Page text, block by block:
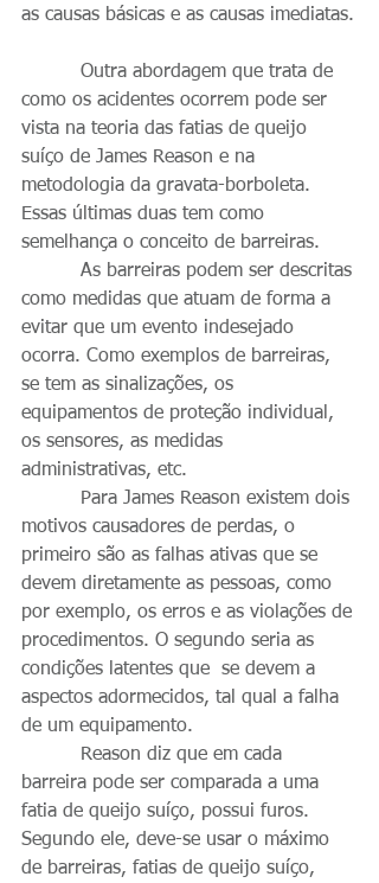
as causas básicas e as causas imediatas.
como os acidentes ocorrem pode ser
vista na teoria das fatias de queijo
suíço de James Reason e na
metodologia da gravata-borboleta.
Essas últimas duas tem como
semelhança o conceito de barreiras.
como medidas que atuam de forma a
evitar que um evento indesejado
ocorra. Como exemplos de barreiras,
se tem as sinalizações, os
equipamentos de proteção individual,
os sensores, as medidas
administrativas, etc.
motivos causadores de perdas, o
primeiro são as falhas ativas que se
devem diretamente as pessoas, como
por exemplo, os erros e as violações de
procedimentos. O segundo seria as
condições latentes que  se devem a
aspectos adormecidos, tal qual a falha
de um equipamento.
barreira pode ser comparada a uma
fatia de queijo suíço, possui furos.
Segundo ele, deve-se usar o máximo
de barreiras, fatias de queijo suíço,